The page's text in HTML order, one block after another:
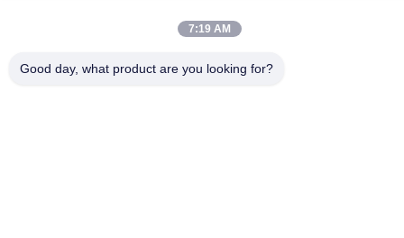
© 2024-2026 Xi'an Hoan Microwave Co., Ltd. . Seluruh hak cipta.
7:19 AM
Good day, what product are you looking for?